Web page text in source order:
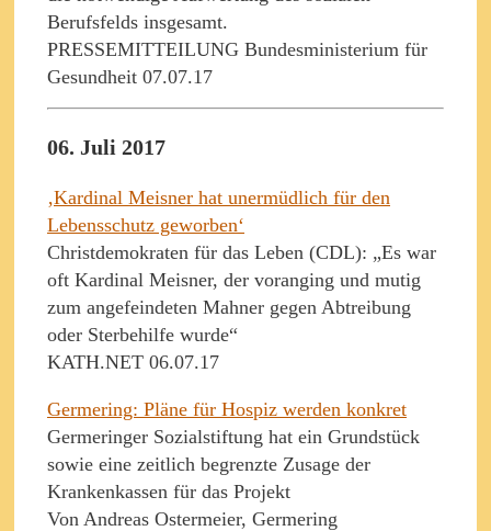
Berufsfelds insgesamt.
PRESSEMITTEILUNG Bundesministerium für
Gesundheit 07.07.17
06. Juli 2017
‚Kardinal Meisner hat unermüdlich für den
Lebensschutz geworben‘
Christdemokraten für das Leben (CDL): „Es war
oft Kardinal Meisner, der voranging und mutig
zum angefeindeten Mahner gegen Abtreibung
oder Sterbehilfe wurde“
KATH.NET 06.07.17
Germering: Pläne für Hospiz werden konkret
Germeringer Sozialstiftung hat ein Grundstück
sowie eine zeitlich begrenzte Zusage der
Krankenkassen für das Projekt
Von Andreas Ostermeier, Germering